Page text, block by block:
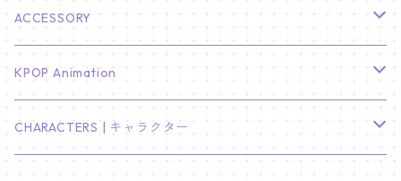
J-HOPE
S.COUPS
ジョンハン
Stray Kids
バンチャン
リノ
TXT
ヨンジュン
ENHYPEN
ミニ壁掛けカレンダー
韓国語単語カード
プレミアム写真集
ステッカー&粘着メモ紙セット
Light Stick Pouch
BT21
Stray Kids
MANIAC ENCORE
SKZOO
01/01 WINTER
01/16 SEUNGKWAN
02/01 DOYOUNG
ACCESSORY
PIERCE
EARRING
KPOP Animation
KPop Demon Hunters
CHARACTERS | キャラクター